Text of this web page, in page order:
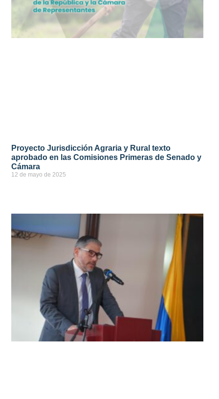
Proyecto Jurisdicción Agraria y Rural texto
aprobado en las Comisiones Primeras de Senado y
Cámara
12 de mayo de 2025